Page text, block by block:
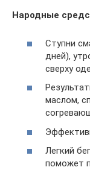
Народные
Ступни
дней),
сверху
маслом,
Легкий
поможет